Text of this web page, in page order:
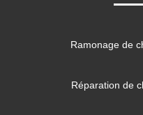
Ramonage de
Réparation de